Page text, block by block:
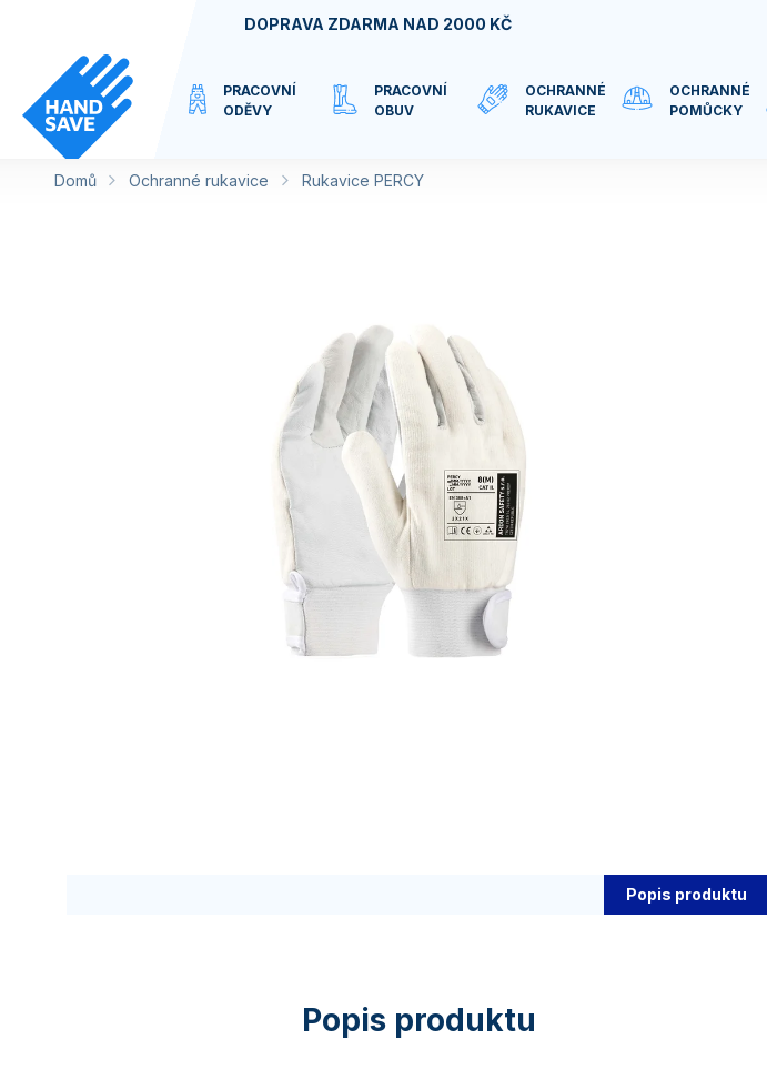
DOPRAVA ZDARMA NAD 2000 KČ
PRACOVNÍ
ODĚVY
PRACOVNÍ
OBUV
OCHRANNÉ
RUKAVICE
OCHRANNÉ
POMŮCKY
VIRTUÁLNÍ
Domů Ochranné rukavice Rukavice PERCY
Popis produktu